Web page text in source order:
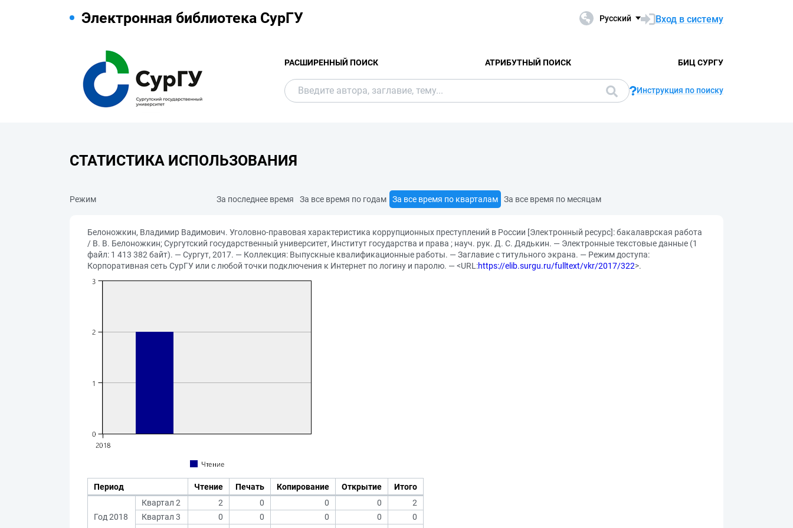
Электронная библиотека СурГУ Русский Вход в систему
РАСШИРЕННЫЙ ПОИСК АТРИБУТНЫЙ ПОИСК БИЦ СУРГУ
Инструкция по поиску
СТАТИСТИКА ИСПОЛЬЗОВАНИЯ
Режим За последнее время За все время по годам За все время по кварталам За все время по месяцам
Белоножкин, Владимир Вадимович. Уголовно-правовая характеристика коррупционных преступлений в России [Электронный ресурс]: бакалаврская работа
/ В. В. Белоножкин; Сургутский государственный университет, Институт государства и права ; науч. рук. Д. С. Дядькин. — Электронные текстовые данные (1
файл: 1 413 382 байт). — Сургут, 2017. — Коллекция: Выпускные квалификационные работы. — Заглавие с титульного экрана. — Режим доступа:
Корпоративная сеть СурГУ или с любой точки подключения к Интернет по логину и паролю. — <URL:https://elib.surgu.ru/fulltext/vkr/2017/322>.
Период Чтение Печать Копирование Открытие Итого
Год 2018
Квартал 2 2 0 0 0
2
Квартал 3
0 0 0 0
0